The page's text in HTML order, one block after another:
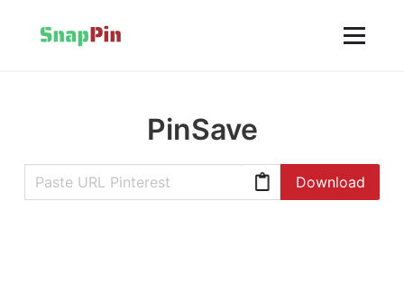
PinSave
Download